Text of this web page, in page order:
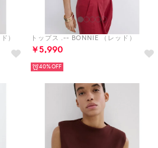
） トップス .-- BONNIE （レッド）
￥5,990
40%